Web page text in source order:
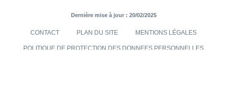
Dernière mise à jour : 20/02/2025
CONTACT PLAN DU SITE MENTIONS LÉGALES
POLITIQUE DE PROTECTION DES DONNEES PERSONNELLES